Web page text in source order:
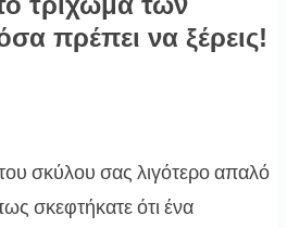
πρέπει να ξέρεις!
σκύλου σας λιγότερο απαλό
σκεφτήκατε ότι ένα